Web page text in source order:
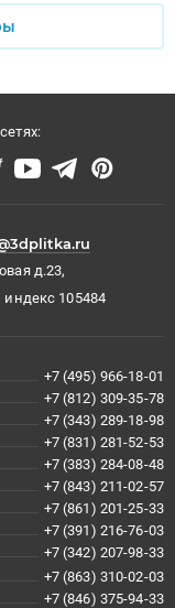
д.23,
индекс 105484
+7 (495) 966-18-01
+7 (812) 309-35-78
+7 (343) 289-18-98
+7 (831) 281-52-53
+7 (383) 284-08-48
+7 (843) 211-02-57
+7 (861) 201-25-33
+7 (391) 216-76-03
+7 (342) 207-98-33
+7 (863) 310-02-03
+7 (846) 375-94-33